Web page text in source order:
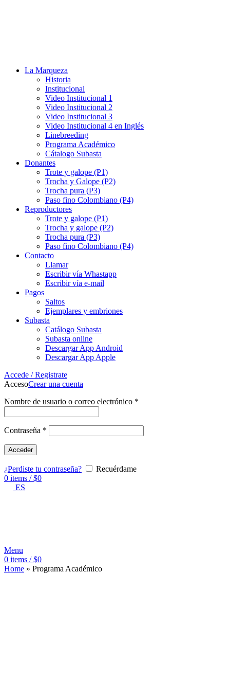
La Marqueza
Historia
Institucional
Video Institucional 1
Video Institucional 2
Video Institucional 3
Video Institucional 4 en Inglés
Linebreeding
Programa Académico
Cátalogo Subasta
Donantes
Trote y galope (P1)
Trocha y Galope (P2)
Trocha pura (P3)
Paso fino Colombiano (P4)
Reproductores
Trote y galope (P1)
Trocha y galope (P2)
Trocha pura (P3)
Paso fino Colombiano (P4)
Contacto
Llamar
Escribir vía Whastapp
Escribir vía e-mail
Pagos
Saltos
Ejemplares y embriones
Subasta
Catálogo Subasta
Subasta online
Descargar App Android
Descargar App Apple
Accede / Registrate
AccesoCrear una cuenta
Nombre de usuario o correo electrónico *
Contraseña *
Acceder
¿Perdiste tu contraseña?
Recuérdame
0 items / $0
ES
Menu
0 items / $0
Home » Programa Académico